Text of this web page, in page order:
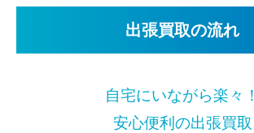
出張買取の流れ
自宅にいながら楽々！
安心便利の出張買取